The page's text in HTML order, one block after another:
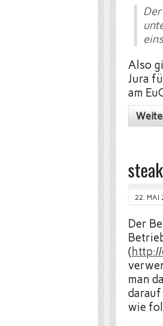
Also
Jura
am
22. MAI
Der
(
man
wie